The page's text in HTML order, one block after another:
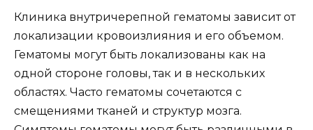
Клиника внутричерепной гематомы зависит от
локализации кровоизлияния и его объемом.
Гематомы могут быть локализованы как на
одной стороне головы, так и в нескольких
областях. Часто гематомы сочетаются с
смещениями тканей и структур мозга.